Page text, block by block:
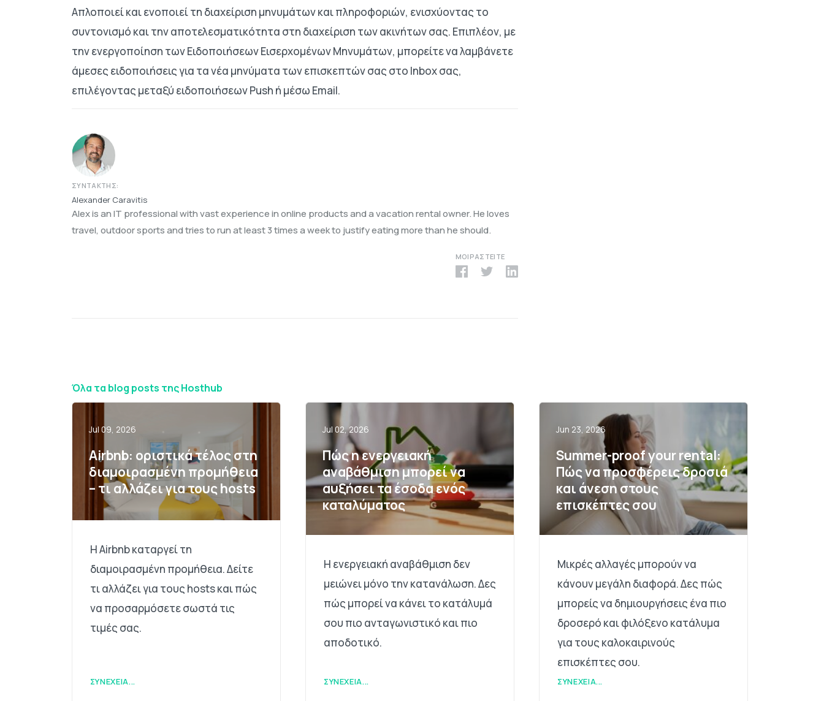
Απλοποιεί και ενοποιεί τη διαχείριση μηνυμάτων και πληροφοριών, ενισχύοντας το
συντονισμό και την αποτελεσματικότητα στη διαχείριση των ακινήτων σας. Επιπλέον, με
την ενεργοποίηση των Ειδοποιήσεων Εισερχομένων Μηνυμάτων, μπορείτε να λαμβάνετε
άμεσες ειδοποιήσεις για τα νέα μηνύματα των επισκεπτών σας στο Inbox σας,
επιλέγοντας μεταξύ ειδοποιήσεων Push ή μέσω Email.
ΣΥΝΤΆΚΤΗΣ:
Alexander Caravitis
Alex is an IT professional with vast experience in online products and a vacation rental owner. He loves
travel, outdoor sports and tries to run at least 3 times a week to justify eating more than he should.
ΜΟΙΡΑΣΤΕΊΤΕ
Όλα τα blog posts της Hosthub
Jul 09, 2026
Airbnb: οριστικά τέλος στη
διαμοιρασμένη προμήθεια
– τι αλλάζει για τους hosts
Η Airbnb καταργεί τη
διαμοιρασμένη προμήθεια. Δείτε
τι αλλάζει για τους hosts και πώς
να προσαρμόσετε σωστά τις
τιμές σας.
ΣΥΝΈΧΕΙΑ...
Jul 02, 2026
Πώς η ενεργειακή
αναβάθμιση μπορεί να
αυξήσει τα έσοδα ενός
καταλύματος
Η ενεργειακή αναβάθμιση δεν
μειώνει μόνο την κατανάλωση. Δες
πώς μπορεί να κάνει το κατάλυμά
σου πιο ανταγωνιστικό και πιο
αποδοτικό.
ΣΥΝΈΧΕΙΑ...
Jun 23, 2026
Summer-proof your rental:
Πώς να προσφέρεις δροσιά
και άνεση στους
επισκέπτες σου
Μικρές αλλαγές μπορούν να
κάνουν μεγάλη διαφορά. Δες πώς
μπορείς να δημιουργήσεις ένα πιο
δροσερό και φιλόξενο κατάλυμα
για τους καλοκαιρινούς
επισκέπτες σου.
ΣΥΝΈΧΕΙΑ...